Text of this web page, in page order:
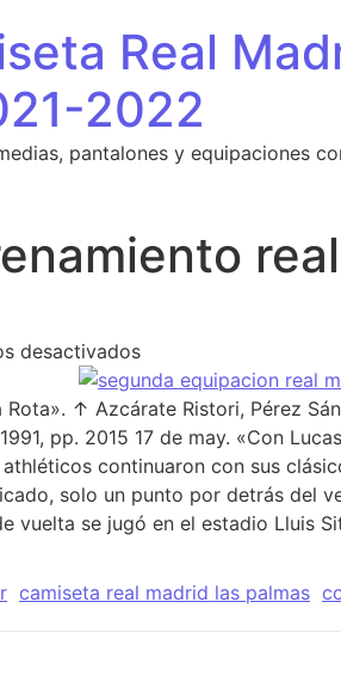
Real
2022
pantalones y equipaciones
desactivadosen camiseta
↑ Azcárate Ristori, Pérez
pp. 2015 17 de may. «Con
continuaron con sus
solo un punto por detrás del
vuelta se jugó en el estadio Lluis
camiseta real madrid las palmas